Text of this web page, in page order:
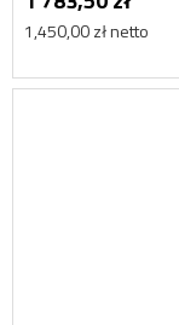
1,450,00 zł netto